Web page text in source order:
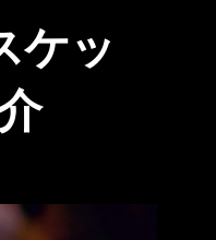
ケッ